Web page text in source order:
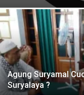
Agung Suryamal
Suryalaya ?